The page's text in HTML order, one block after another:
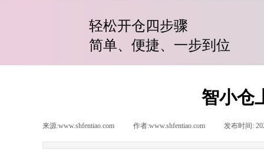
轻松开仓四步骤
简单、便捷、一步到位
智小仓
来源:www.shfentiao.com 作者:www.shfentiao.com 发布时间: